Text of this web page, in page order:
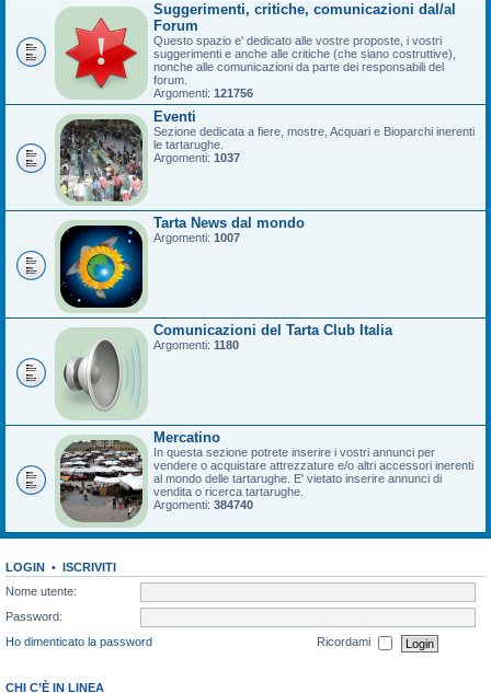
Suggerimenti, critiche, comunicazioni dal/al
Forum
Questo spazio e' dedicato alle vostre proposte, i vostri
suggerimenti e anche alle critiche (che siano costruttive),
nonche alle comunicazioni da parte dei responsabili del
forum.
Argomenti: 121756
Eventi
Sezione dedicata a fiere, mostre, Acquari e Bioparchi inerenti
le tartarughe.
Argomenti: 1037
Tarta News dal mondo
Argomenti: 1007
Comunicazioni del Tarta Club Italia
Argomenti: 1180
Mercatino
In questa sezione potrete inserire i vostri annunci per
vendere o acquistare attrezzature e/o altri accessori inerenti
al mondo delle tartarughe. E' vietato inserire annunci di
vendita o ricerca tartarughe.
Argomenti: 384740
LOGIN • ISCRIVITI
Nome utente:
Password:
Ho dimenticato la password
Ricordami
CHI C’È IN LINEA